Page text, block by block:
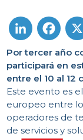
LinkedIn X
Por tercer año
participará en
entre el 10 al 12
Este evento es
europeo entre
operadores de
de servicios y